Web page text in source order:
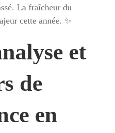
La fraîcheur du
cette année. ✨
et
de
en